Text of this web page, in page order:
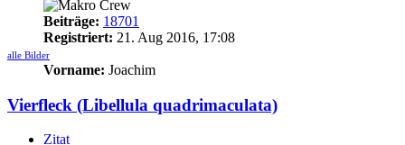
Beiträge: 18701
Registriert: 21. Aug 2016, 17:08
alle Bilder
Vorname: Joachim
Vierfleck (Libellula quadrimaculata)
Zitat